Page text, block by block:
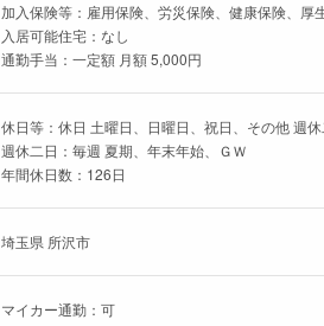
加入保険等：雇用保険、労災保険、健康保険、厚
入居可能住宅：なし
通勤手当：一定額 月額 5,000円
休日等：休日 土曜日、日曜日、祝日、その他 週
週休二日：毎週 夏期、年末年始、ＧＷ
年間休日数：126日
埼玉県 所沢市
マイカー通勤：可